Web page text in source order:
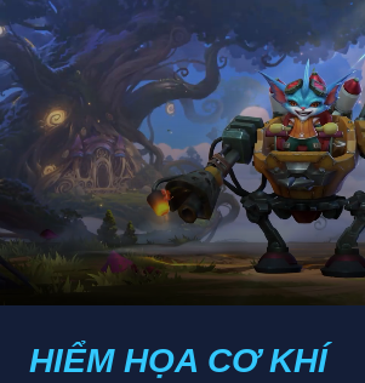
HIỂM HỌA CƠ KHÍ